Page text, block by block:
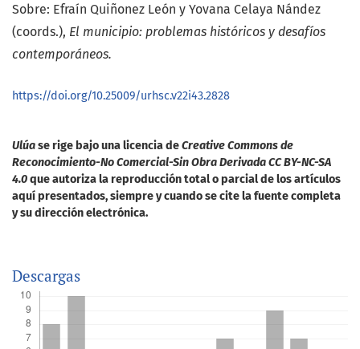
Sobre: Efraín Quiñonez León y Yovana Celaya Nández
(coords.), El municipio: problemas históricos y desafíos
contemporáneos.
https://doi.org/10.25009/urhsc.v22i43.2828
Ulúase rige bajo una licencia deCreative Commons de
Reconocimiento-No Comercial-Sin Obra Derivada CC BY-NC-SA
4.0que autoriza la reproducción total o parcial de los artículos
aquí presentados, siempre y cuando se cite la fuente completa
y su dirección electrónica.
Descargas